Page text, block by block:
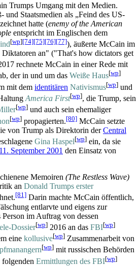
Trumps Umgang mit den Medien.
und Staatsmedien als „Feind des US-
hatte (enemy of the American
entspricht im Englischen dem
[wp][74][75][76][77]), äußerte McCain im
an" ("That's how dictators get
rechnete McCain in einer Rede mit
der in und um das Weiße Haus[wp]
mit dem identitären Nativismus[wp] und
America First[wp], die Trump, sein
[wp] und auch sein ehemaliger
[wp] propagierten.[80] McCain setzte
von Trump als Direktorin derCentral
Gina Haspel[wp] ein, da sie
September 2001 den Einsatz von
Memoiren (The Restless Wave)
an Donald Trumps erster
[81] Darin machte McCain öffentlich,
entlarvte und eigens zur
im Auftrag von dessen
Dossier[wp] 2016 an das FBI[wp]
eine kollusive[wp] Zusammenarbeit von
[wp] mit russischen Behörden
Ermittlungen des FBI[wp]